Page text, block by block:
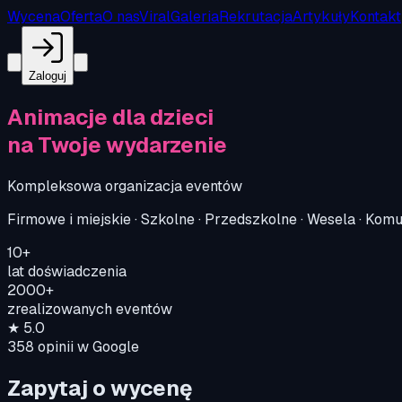
WycenaOfertaO nasViralGaleriaRekrutacjaArtykułyKontakt
Zaloguj
Animacje dla dzieci
na Twoje wydarzenie
Kompleksowa organizacja eventów
Firmowe i miejskie · Szkolne · Przedszkolne · Wesela ·
10+
lat doświadczenia
2000+
zrealizowanych eventów
★ 5.0
358 opinii w Google
Zapytaj o wycenę